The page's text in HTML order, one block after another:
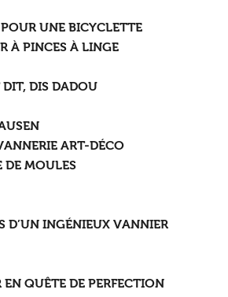
UNE BICYCLETTE
À PINCES À LINGE
DIT, DIS DADOU
ART-DÉCO
DE MOULES
D’UN INGÉNIEUX VANNIER
QUÊTE DE PERFECTION